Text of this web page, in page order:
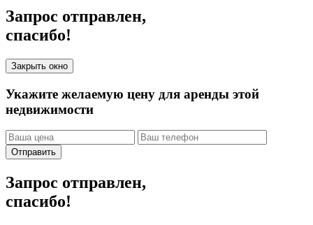
Запрос отправлен,
спасибо!
Закрыть окно
Укажите желаемую цену для аренды этой
недвижимости
Отправить
Запрос отправлен,
спасибо!